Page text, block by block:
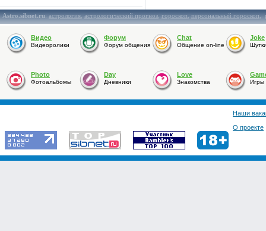
Astro.sibnet.ru:астрология,астрологический прогноз,гороскоп,персональный гороскоп,
Видео
Видеоролики
Форум
Форум общения
Chat
Общение on-line
Joke
Photo
Фотоальбомы
Day
Дневники
Love
Знакомства Игры
Наши
О проекте